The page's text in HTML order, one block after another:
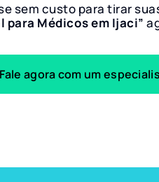
sem custo para tirar
para Médicos em Ijaci”
Fale agora com um